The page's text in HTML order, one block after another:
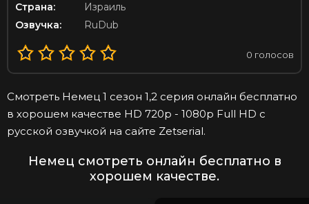
Страна:
Израиль
Озвучка:
RuDub
0 голосов
Смотреть Немец 1 сезон 1,2 серия онлайн бесплатно
в хорошем качестве HD 720p - 1080p Full HD с
русской озвучкой на сайте Zetserial.
Немец смотреть онлайн бесплатно в
хорошем качестве.